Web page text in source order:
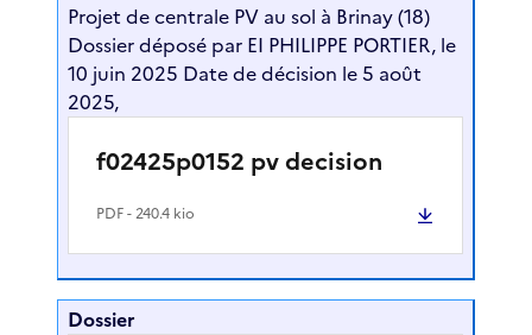
Projet de centrale PV au sol à Brinay (18)
Dossier déposé par EI PHILIPPE PORTIER, le
10 juin 2025 Date de décision le 5 août
2025,
f02425p0152 pv decision
PDF- 240.4 kio
Dossier